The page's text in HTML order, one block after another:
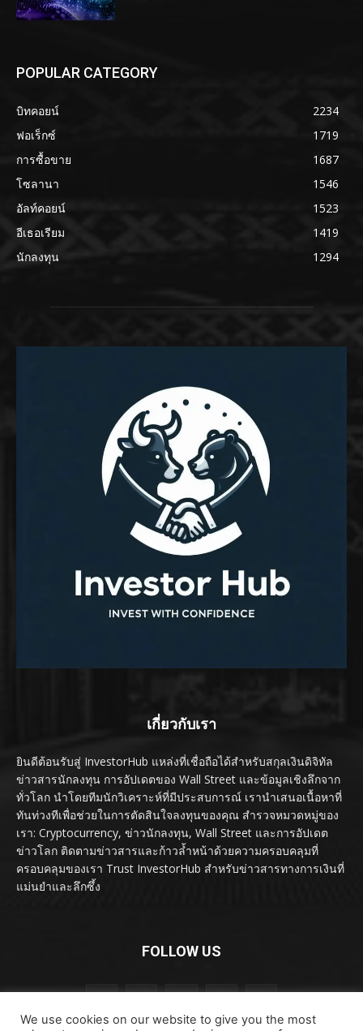
POPULAR CATEGORY
บิทคอยน์
2234
ฟอเร็กซ์
1719
การซื้อขาย
1687
โซลานา
1546
อัลท์คอยน์
1523
อีเธอเรียม
1419
นักลงทุน
1294
เกี่ยวกับเรา
ยินดีต้อนรับสู่ InvestorHub แหล่งที่เชื่อถือได้สำหรับสกุลเงินดิจิทัล
ข่าวสารนักลงทุน การอัปเดตของ Wall Street และข้อมูลเชิงลึกจาก
ทั่วโลก นำโดยทีมนักวิเคราะห์ที่มีประสบการณ์ เรานำเสนอเนื้อหาที่
ทันท่วงทีเพื่อช่วยในการตัดสินใจลงทุนของคุณ สำรวจหมวดหมู่ของ
เรา: Cryptocurrency, ข่าวนักลงทุน, Wall Street และการอัปเดต
ข่าวโลก ติดตามข่าวสารและก้าวล้ำหน้าด้วยความครอบคลุมที่
ครอบคลุมของเรา Trust InvestorHub สำหรับข่าวสารทางการเงินที่
แม่นยำและลึกซึ้ง
FOLLOW US
We use cookies on our website to give you the most